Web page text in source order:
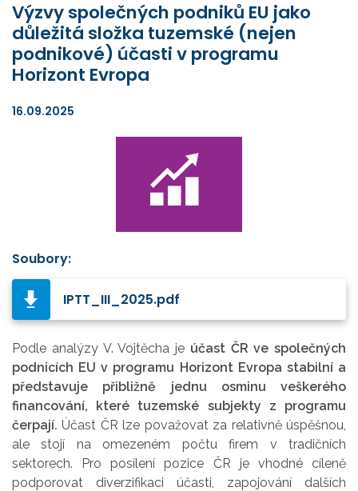
Výzvy společných podniků EU jako
důležitá složka tuzemské (nejen
podnikové) účasti v programu
Horizont Evropa
16.09.2025
Soubory:
IPTT_III_2025.pdf
Podle analýzy V. Vojtěcha je účast ČR ve společných
podnicích EU v programu Horizont Evropa stabilní a
představuje přibližně jednu osminu veškerého
financování, které tuzemské subjekty z programu
čerpají. Účast ČR lze považovat za relativně úspěšnou,
ale stojí na omezeném počtu firem v tradičních
sektorech. Pro posílení pozice ČR je vhodné cíleně
podporovat diverzifikaci účasti, zapojování dalších